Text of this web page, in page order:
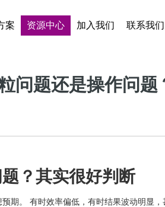
案 资源中心 加入我们 联系我们
问题还是操作问题
？其实很好判断
期。 有时效率偏低，有时结果波动明显